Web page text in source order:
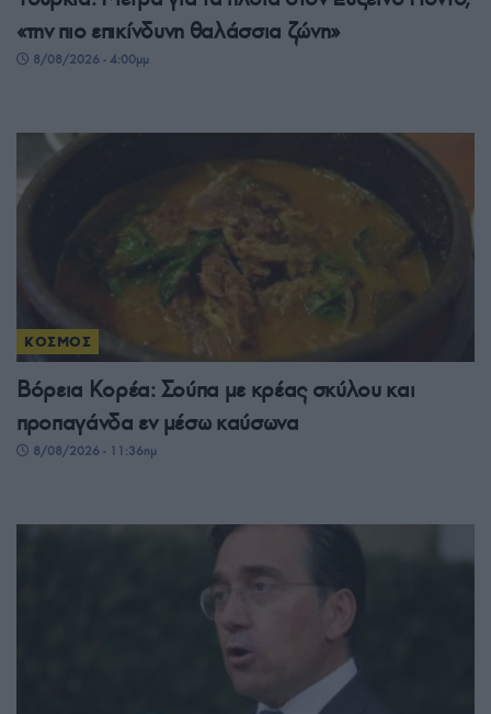
«την πιο επικίνδυνη θαλάσσια ζώνη»
8/08/2026 - 4:00μμ
ΚΟΣΜΟΣ
Βόρεια Κορέα: Σούπα με κρέας σκύλου και
προπαγάνδα εν μέσω καύσωνα
8/08/2026 - 11:36πμ